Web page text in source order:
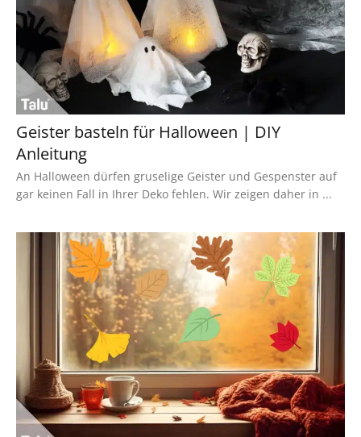
Geister basteln für Halloween | DIY
Anleitung
An Halloween dürfen gruselige Geister und Gespenster auf
gar keinen Fall in Ihrer Deko fehlen. Wir zeigen daher in ...